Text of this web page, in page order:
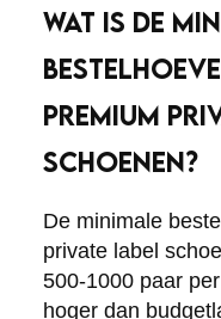
WAT IS DE
PREMIUM
SCHOENEN?
De minimale
private label
500-1000 paar
hoger dan